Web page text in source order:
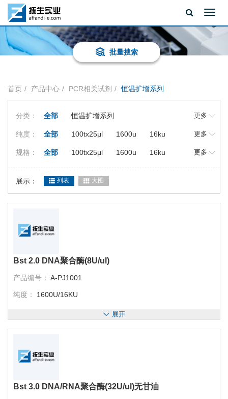
批量搜索
首页 产品中心 PCR相关试剂 恒温扩增系列
分类： 全部 恒温扩增系列 更多
纯度： 全部 100tx25μl 1600u
16ku
100tx20μl
200tx25μl
100t(25ul体
10ku
2500tx25 μl
更多
规格： 全部 100tx25μl 1600u
16ku
100tx20μl
200tx25μl
100t(25ul体
系)
100t 2000tx25μl
10ku
2500tx25 μl
2500tx25μl
更多
展示： 列表 大图
Bst 2.0 DNA聚合酶(8U/ul)
产品编号： A-PJ1001
纯度： 1600U/16KU
展开
Bst 3.0 DNA/RNA聚合酶(32U/ul)无甘油